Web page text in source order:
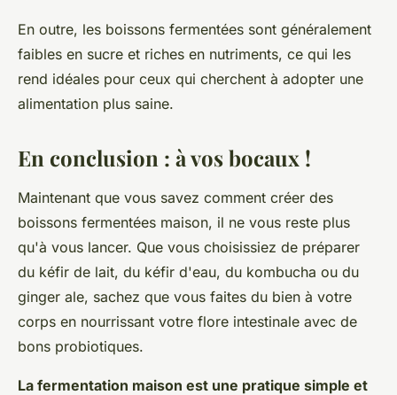
En outre, les boissons fermentées sont généralement
faibles en sucre et riches en nutriments, ce qui les
rend idéales pour ceux qui cherchent à adopter une
alimentation plus saine.
En conclusion : à vos bocaux !
Maintenant que vous savez comment créer des
boissons fermentées maison, il ne vous reste plus
qu'à vous lancer. Que vous choisissiez de préparer
du kéfir de lait, du kéfir d'eau, du kombucha ou du
ginger ale, sachez que vous faites du bien à votre
corps en nourrissant votre flore intestinale avec de
bons probiotiques.
La fermentation maison est une pratique simple et